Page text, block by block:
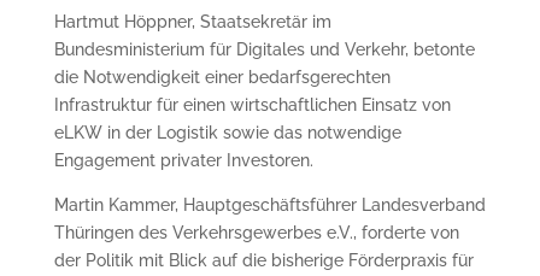
Hartmut Höppner, Staatsekretär im
Bundesministerium für Digitales und Verkehr, betonte
die Notwendigkeit einer bedarfsgerechten
Infrastruktur für einen wirtschaftlichen Einsatz von
eLKW in der Logistik sowie das notwendige
Engagement privater Investoren.
Martin Kammer, Hauptgeschäftsführer Landesverband
Thüringen des Verkehrsgewerbes e.V., forderte von
der Politik mit Blick auf die bisherige Förderpraxis für